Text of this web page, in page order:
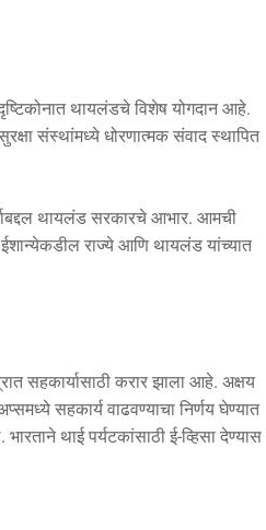
थायलंडचे विशेष योगदान आहे.
संस्थांमध्ये धोरणात्मक संवाद स्थापित
थायलंड सरकारचे आभार. आमची
राज्ये आणि थायलंड यांच्यात
सहकार्यासाठी करार झाला आहे. अक्षय
सहकार्य वाढवण्याचा निर्णय घेण्यात
थाई पर्यटकांसाठी ई-व्हिसा देण्यास